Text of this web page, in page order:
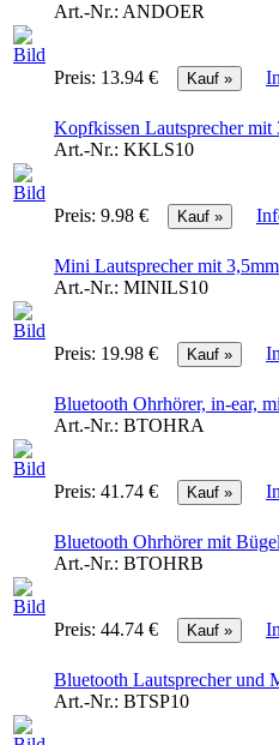
Art.-Nr.: ANDOER
Preis: 13.94 €
Kopfkissen Lautsprecher
Art.-Nr.: KKLS10
Preis: 9.98 €
Mini Lautsprecher mit
Art.-Nr.: MINILS10
Preis: 19.98 €
Bluetooth Ohrhörer, in-ear,
Art.-Nr.: BTOHRA
Preis: 41.74 €
Bluetooth Ohrhörer mit
Art.-Nr.: BTOHRB
Preis: 44.74 €
Bluetooth Lautsprecher und
Art.-Nr.: BTSP10